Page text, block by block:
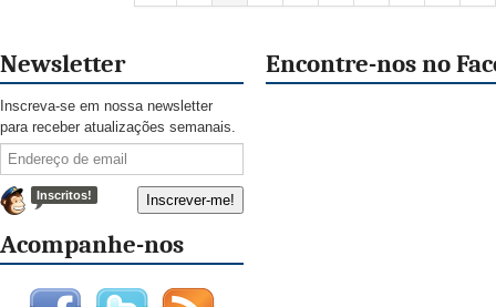
Newsletter
Inscreva-se em nossa newsletter
para receber atualizações semanais.
Inscritos!
Acompanhe-nos
Encontre-nos no